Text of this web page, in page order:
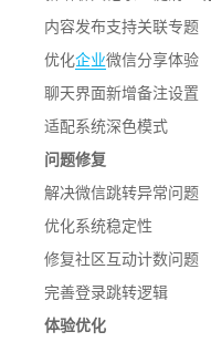
内容发布支持关联专题
优化企业微信分享体验
聊天界面新增备注设置
适配系统深色模式
问题修复
解决微信跳转异常问题
优化系统稳定性
修复社区互动计数问题
完善登录跳转逻辑
体验优化